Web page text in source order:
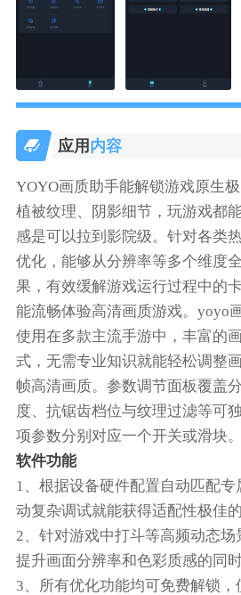
应用 内容
YOYO画质助手能解锁游戏原生
植被纹理、阴影细节，玩游戏都
感是可以拉到影院级。针对各类
优化，能够从分辨率等多个维度
果，有效缓解游戏运行过程中的
能流畅体验高清画质游戏。yoyo
使用在多款主流手游中，丰富的
式，无需专业知识就能轻松调整
帧高清画质。参数调节面板覆盖
度、抗锯齿档位与纹理过滤等可
项参数分别对应一个开关或滑块。
软件功能
1、根据设备硬件配置自动匹配
动复杂调试就能获得适配性极佳
2、针对游戏中打斗等高频动态
提升画面分辨率和色彩质感的同
3、所有优化功能均可免费解锁